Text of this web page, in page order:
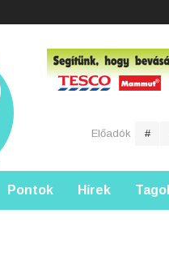
Előadók #
Pontok Hírek